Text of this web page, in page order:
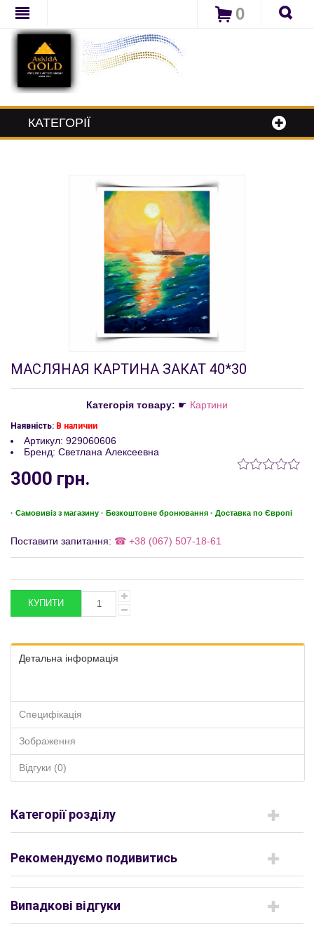
0
КАТЕГОРІЇ
МАСЛЯНАЯ КАРТИНА ЗАКАТ 40*30
Категорія товару: ☛ Картини
Наявність: В наличии
Артикул: 929060606
Бренд: Светлана Алексеевна
3000 грн.
· Самовивіз з магазину · Безкоштовне бронювання · Доставка по Європі
Поставити запитання: ☎ +38 (067) 507-18-61
Детальна інформація
Специфікація
Зображення
Відгуки (0)
Категорії розділу
Рекомендуємо подивитись
Випадкові відгуки